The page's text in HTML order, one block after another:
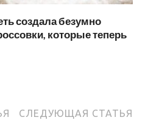
создала безумно
которые теперь
СЛЕДУЮЩАЯ СТАТЬЯ